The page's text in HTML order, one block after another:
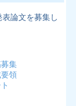
論文を募集し
集
領